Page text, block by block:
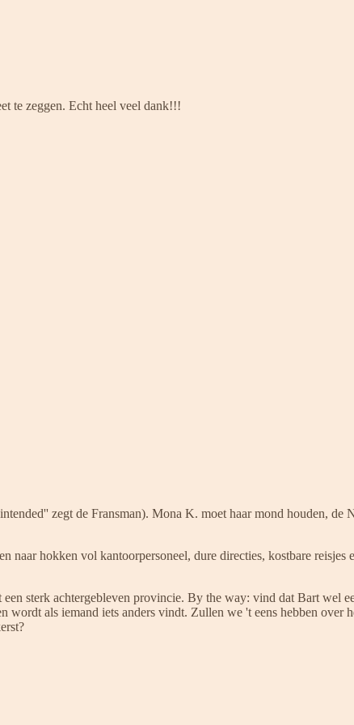
te zeggen. Echt heel veel dank!!!
zegt de Fransman). Mona K. moet haar mond houden, de
naar hokken vol kantoorpersoneel, dure directies, kostbare
sterk achtergebleven provincie. By the way: vind dat Bart wel
als iemand iets anders vindt. Zullen we 't eens hebben over